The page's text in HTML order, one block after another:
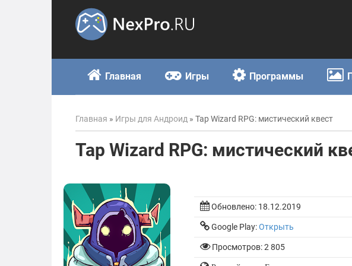
Главная Игры Программы
Главная » Игры для Андроид » Tap Wizard RPG: мистический квест
Tap Wizard RPG: мистический
Обновлено: 18.12.2019
Google Play:Открыть
Просмотров: 2 805